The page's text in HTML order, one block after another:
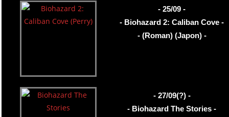
- 25/09 -
- Biohazard 2: Caliban Cove -
- (Roman) (Japon) -
- 27/09(?) -
- Biohazard The Stories -